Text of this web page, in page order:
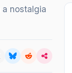
a nostalgia